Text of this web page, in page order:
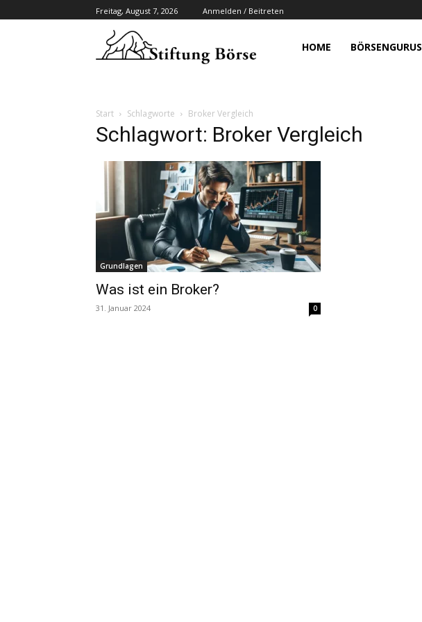
Freitag, August 7, 2026 Anmelden / Beitreten
HOME BÖRSENGURUS
Start Schlagworte Broker Vergleich
Schlagwort: Broker Vergleich
Grundlagen
Was ist ein Broker?
31. Januar 2024 0